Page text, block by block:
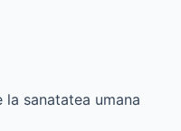
sanatatea umana